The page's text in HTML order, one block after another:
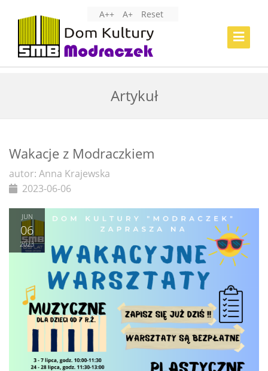
A++ A+ Reset
Toggle
Artykuł
Wakacje z Modraczkiem
autor: Anna Krajewska
2023-06-06
JUN
06
2023